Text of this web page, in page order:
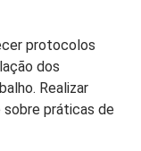
protocolos
dos
Realizar
sobre práticas de